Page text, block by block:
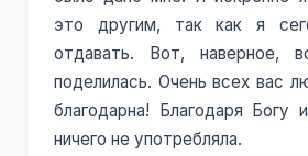
это другим, так как я
отдавать. Вот, наверное,
поделилась. Очень всех вас
благодарна! Благодаря Богу
ничего не употребляла.